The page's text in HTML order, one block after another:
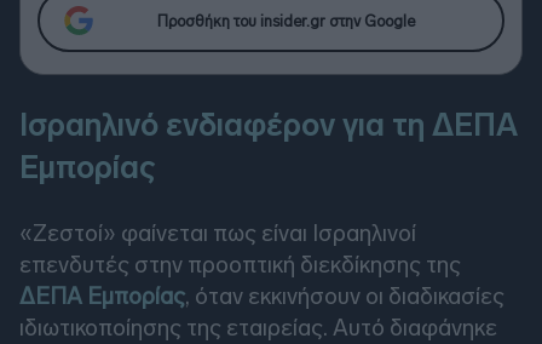
Προσθήκη του insider.gr στην Google
Iσραηλινό ενδιαφέρον για τη ΔΕΠΑ
Εμπορίας
«Ζεστοί» φαίνεται πως είναι Ισραηλινοί
επενδυτές στην προοπτική διεκδίκησης της
ΔΕΠΑ Εμπορίας, όταν εκκινήσουν οι διαδικασίες
ιδιωτικοποίησης της εταιρείας. Αυτό διαφάνηκε